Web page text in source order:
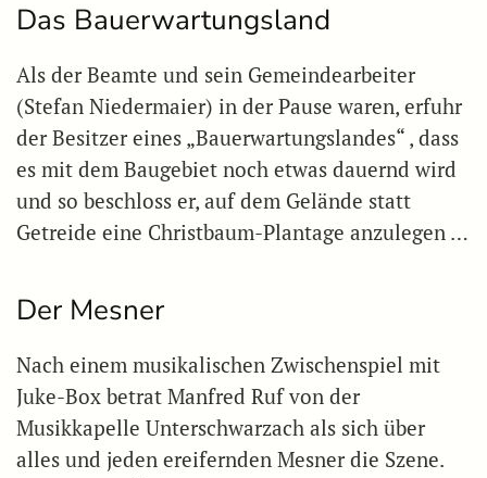
Das Bauerwartungsland
Als der Beamte und sein Gemeindearbeiter
(Stefan Niedermaier) in der Pause waren, erfuhr
der Besitzer eines „Bauerwartungslandes“ , dass
es mit dem Baugebiet noch etwas dauernd wird
und so beschloss er, auf dem Gelände statt
Getreide eine Christbaum-Plantage anzulegen …
Der Mesner
Nach einem musikalischen Zwischenspiel mit
Juke-Box betrat Manfred Ruf von der
Musikkapelle Unterschwarzach als sich über
alles und jeden ereifernden Mesner die Szene.